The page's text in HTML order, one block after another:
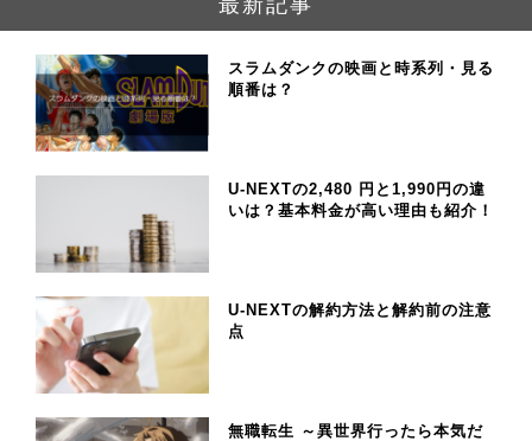
最新記事
スラムダンクの映画と時系列・見る
順番は？
U-NEXTの2,480 円と1,990円の違
いは？基本料金が高い理由も紹介！
U-NEXTの解約方法と解約前の注意
点
無職転生 ～異世界行ったら本気だ